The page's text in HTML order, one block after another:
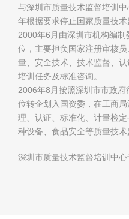
与深圳市质量技术监督培训
年根据要求停止国家质量技术
2000年6月由深圳市机构编
位，主要担负国家注册审核
量、安全技术、技术监督、
培训任务及标准咨询。
2006年8月按照深圳市市政
位转企划入国资委，在工商
理、认证、标准化、计量检
种设备、食品安全等质量技术
深圳市质量技术监督培训中